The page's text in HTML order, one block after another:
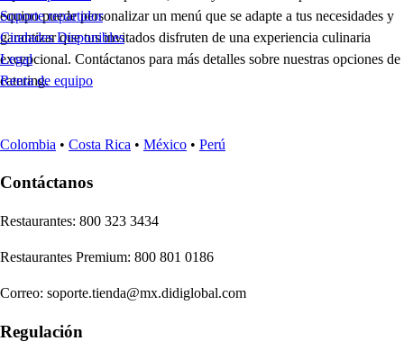
equipo puede personalizar un menú que se adapte a tus necesidades y
garantizar que tus invitados disfruten de una experiencia culinaria
excepcional. Contáctanos para más detalles sobre nuestras opciones de
catering.
Soporte repartidor
Ciudades Disponibles
Legal
Renta de equipo
Colombia • Costa Rica • México • Perú
Contáctanos
Restaurantes: 800 323 3434
Restaurantes Premium: 800 801 0186
Correo: soporte.tienda@mx.didiglobal.com
Regulación